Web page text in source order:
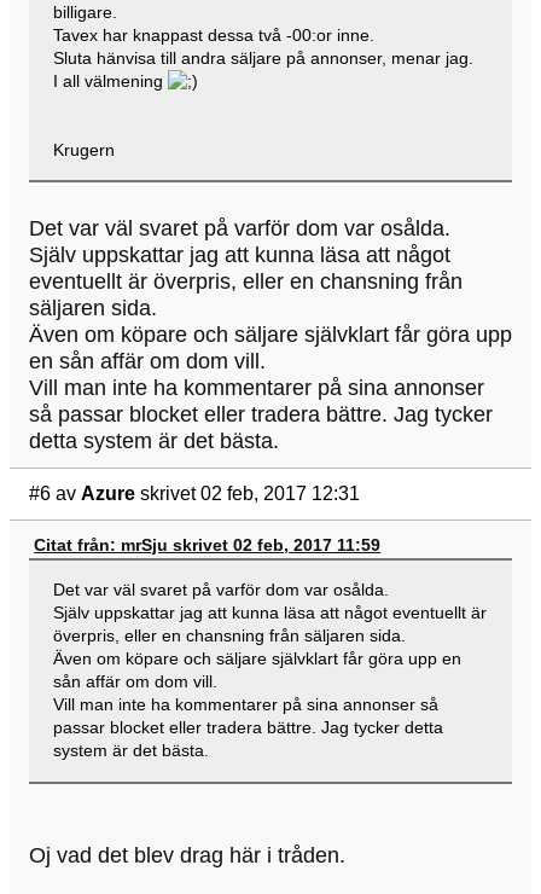
billigare.
Tavex har knappast dessa två -00:or inne.
Sluta hänvisa till andra säljare på annonser, menar jag.
I all välmening
Krugern
Det var väl svaret på varför dom var osålda.
Själv uppskattar jag att kunna läsa att något
eventuellt är överpris, eller en chansning från
säljaren sida.
Även om köpare och säljare självklart får göra upp
en sån affär om dom vill.
Vill man inte ha kommentarer på sina annonser
så passar blocket eller tradera bättre. Jag tycker
detta system är det bästa.
#6 av Azure skrivet 02 feb, 2017 12:31
Citat från: mrSju skrivet 02 feb, 2017 11:59
Det var väl svaret på varför dom var osålda.
Själv uppskattar jag att kunna läsa att något eventuellt är
överpris, eller en chansning från säljaren sida.
Även om köpare och säljare självklart får göra upp en
sån affär om dom vill.
Vill man inte ha kommentarer på sina annonser så
passar blocket eller tradera bättre. Jag tycker detta
system är det bästa.
Oj vad det blev drag här i tråden.